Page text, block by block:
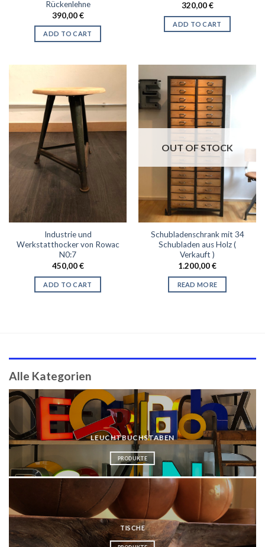
Rückenlehne
390,00€
ADD TO CART
320,00€
ADD TO CART
Industrie und
Werkstatthocker von Rowac
N0:7
450,00€
ADD TO CART
OUT OF STOCK
Schubladenschrank mit 34
Schubladen aus Holz (
Verkauft )
1.200,00€
READ MORE
Alle Kategorien
LEUCHTBUCHSTABEN
PRODUKTE
TISCHE